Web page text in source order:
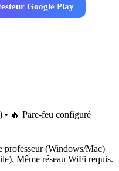
Google Play
• 🔥 Pare-feu configuré
professeur (Windows/Mac)
Même réseau WiFi requis.